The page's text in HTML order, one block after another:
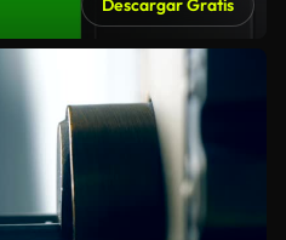
Descargar Gratis